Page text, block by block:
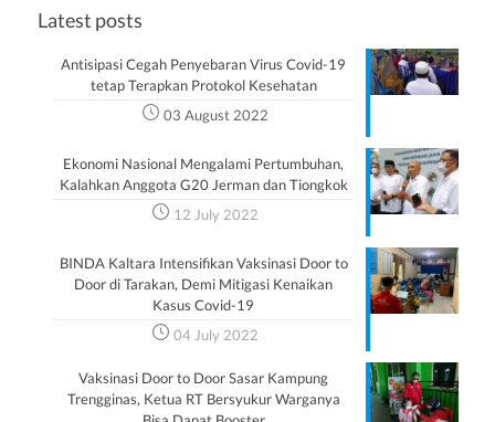
Latest posts
Antisipasi Cegah Penyebaran Virus Covid-19
tetap Terapkan Protokol Kesehatan
03 August 2022
Ekonomi Nasional Mengalami Pertumbuhan,
Kalahkan Anggota G20 Jerman dan Tiongkok
12 July 2022
BINDA Kaltara Intensifikan Vaksinasi Door to
Door di Tarakan, Demi Mitigasi Kenaikan
Kasus Covid-19
04 July 2022
Vaksinasi Door to Door Sasar Kampung
Trengginas, Ketua RT Bersyukur Warganya